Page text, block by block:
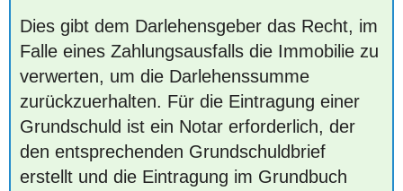
Dies gibt dem Darlehensgeber das Recht, im
Falle eines Zahlungsausfalls die Immobilie zu
verwerten, um die Darlehenssumme
zurückzuerhalten. Für die Eintragung einer
Grundschuld ist ein Notar erforderlich, der
den entsprechenden Grundschuldbrief
erstellt und die Eintragung im Grundbuch